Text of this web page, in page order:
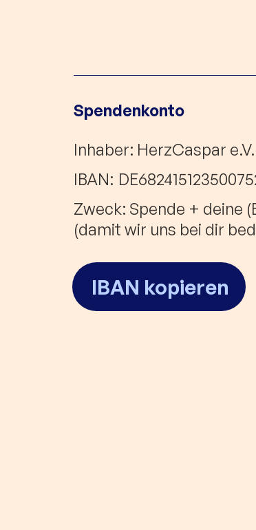
Spendenkonto
Inhaber: HerzCaspar e.V.
IBAN:
IBAN kopieren
Zweck: Spende + deine
(damit wir uns bei dir